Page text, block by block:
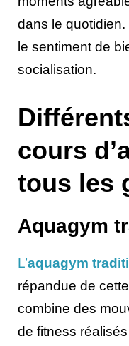
dans le
le sentiment de
socialisation.
cours
tous les
Aquagym
L’aquagym
répandue de
combine des
de fitness